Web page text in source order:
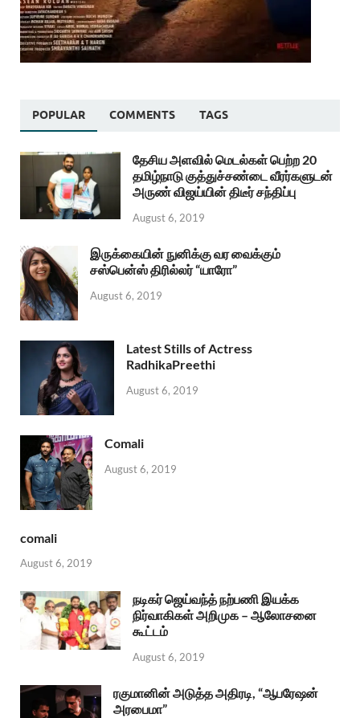
POPULAR COMMENTS TAGS
தேசிய அளவில் மெடல்கள் பெற்ற 20
தமிழ்நாடு குத்துச்சண்டை வீரர்களுடன்
அருண் விஜய்யின் திடீர் சந்திப்பு
August 6, 2019
இருக்கையின் நுனிக்கு வர வைக்கும்
சஸ்பென்ஸ் திரில்லர் “யாரோ”
August 6, 2019
Latest Stills of Actress
RadhikaPreethi
August 6, 2019
Comali
August 6, 2019
comali
August 6, 2019
நடிகர் ஜெய்வந்த் நற்பணி இயக்க
நிர்வாகிகள் அறிமுக – ஆலோசனை
கூட்டம்
August 6, 2019
ரகுமானின் அடுத்த அதிரடி, “ஆபரேஷன்
அரபைமா”